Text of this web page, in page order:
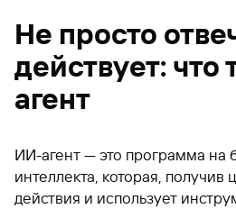
Не просто
действует: что
агент
ИИ-агент — это программа на
интеллекта, которая, получив
действия и использует